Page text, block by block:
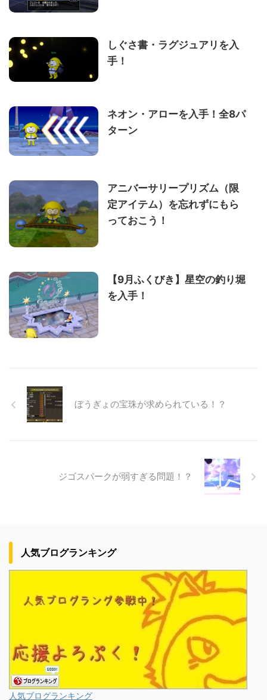
しぐさ書・ラグジュアリを入
手！
ネオン・アローを入手！全8パ
ターン
アニバーサリープリズム（限
定アイテム）を忘れずにもら
っておこう！
【9月ふくびき】星空の釣り堀
を入手！
ぼうぎょの宝珠が求められている！？
ジゴスパークが弱すぎる問題！？
人気ブログランキング
人気ブログランキング